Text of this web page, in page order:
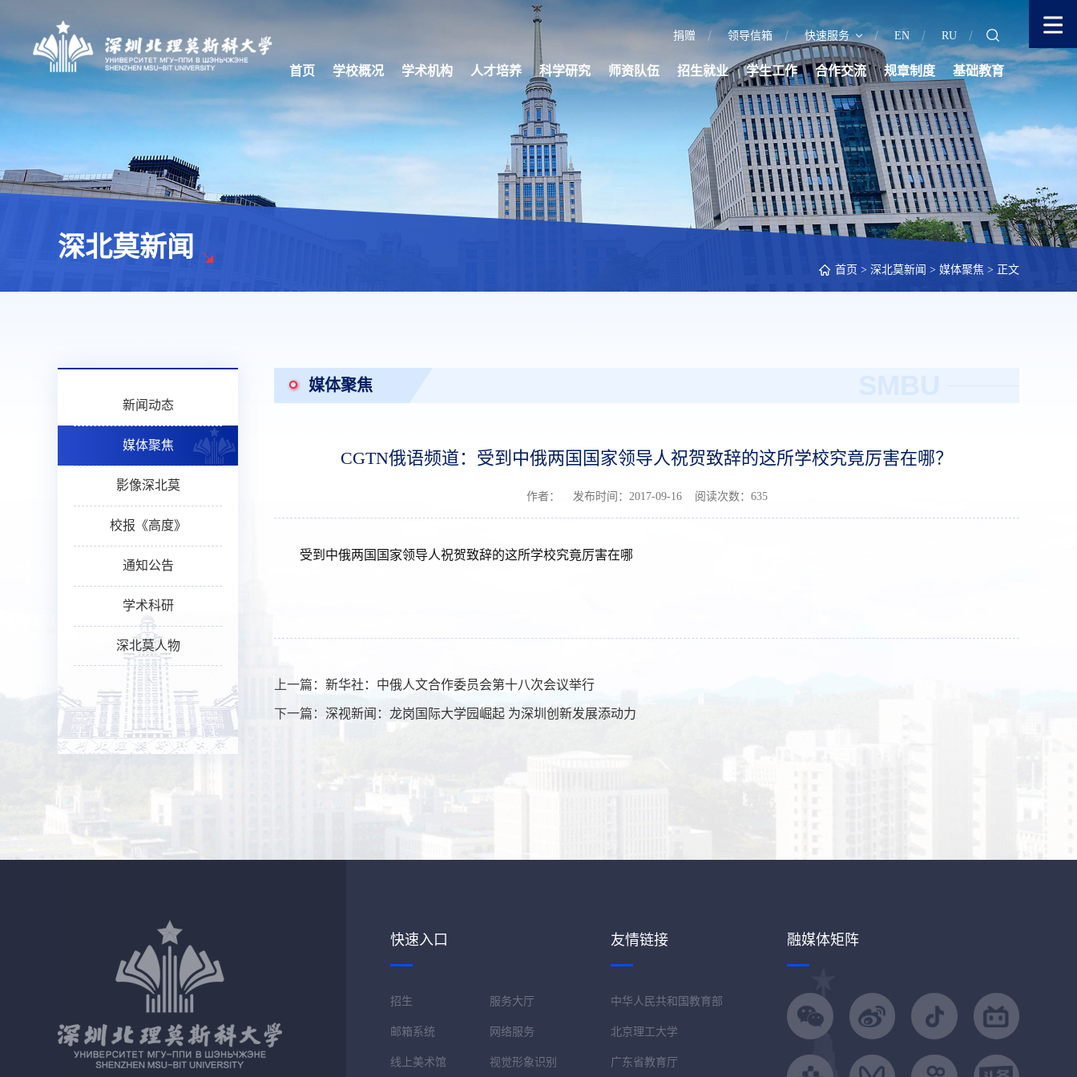
捐赠 领导信箱 快速服务 EN RU
首页 学校概况 学术机构 人才培养 科学研究 师资队伍 招生就业 学生工作 合作交流 规章制度 基础教育
深北莫新闻
首页 > 深北莫新闻 > 媒体聚焦 > 正文
新闻动态
媒体聚焦
影像深北莫
校报《高度》
通知公告
学术科研
深北莫人物
媒体聚焦
CGTN俄语频道：受到中俄两国国家领导人祝贺致辞的这所学校究竟厉害在哪？
作者： 发布时间：2017-09-16 阅读次数： 635
受到中俄两国国家领导人祝贺致辞的这所学校究竟厉害在哪
上一篇： 新华社：中俄人文合作委员会第十八次会议举行
下一篇： 深视新闻：龙岗国际大学园崛起 为深圳创新发展添动力
快速入口
招生 服务大厅
邮箱系统 网络服务
线上美术馆 视觉形象识别
友情链接
中华人民共和国教育部
北京理工大学
广东省教育厅
融媒体矩阵